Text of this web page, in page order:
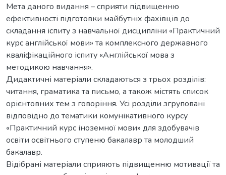
Мета даного видання – сприяти підвищенню
ефективності підготовки майбутніх фахівців до
складання іспиту з навчальної дисципліни «Практичний
курс англійської мови» та комплексного державного
кваліфікаційного іспиту «Англійської мова з
методикою навчання».
Дидактичні матеріали складаються з трьох розділів:
читання, граматика та письмо, а також містять список
орієнтовних тем з говоріння. Усі розділи згруповані
відповідно до тематики комунікативного курсу
«Практичний курс іноземної мови» для здобувачів
освіти освітнього ступеню бакалавр та молодший
бакалавр.
Відібрані матеріали сприяють підвищенню мотивації та